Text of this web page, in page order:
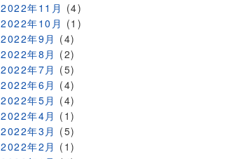
2022年11月 (4)
2022年10月 (1)
2022年9月 (4)
2022年8月 (2)
2022年7月 (5)
2022年6月 (4)
2022年5月 (4)
2022年4月 (1)
2022年3月 (5)
2022年2月 (1)